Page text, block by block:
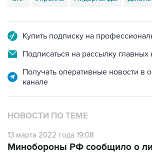
Подписаться на рассылку главных
Получать оперативные новости в
НОВОСТИ ПО ТЕМЕ
13 марта 2022 года 19:08
иностранных наемников на